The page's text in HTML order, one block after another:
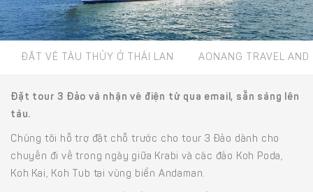
ĐẶT VÉ TÀU THỦY Ở THÁI LAN AONANG TRAVEL AND
Đặt tour 3 Đảo và nhận vé điện tử qua email, sẵn sàng lên
tàu.
Chúng tôi hỗ trợ đặt chỗ trước cho tour 3 Đảo dành cho
chuyến đi về trong ngày giữa Krabi và các đảo Koh Poda,
Koh Kai, Koh Tub tại vùng biển Andaman.